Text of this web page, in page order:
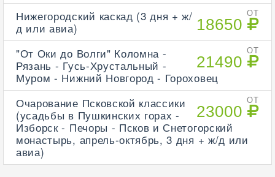
ОТ
18650
Нижегородский каскад (3 дня + ж/
д или авиа)
ОТ
21490
"От Оки до Волги" Коломна -
Рязань - Гусь-Хрустальный -
Муром - Нижний Новгород - Гороховец
ОТ
23000
Очарование Псковской классики
(усадьбы в Пушкинских горах -
Изборск - Печоры - Псков и Снетогорский
монастырь, апрель-октябрь, 3 дня + ж/д или
авиа)